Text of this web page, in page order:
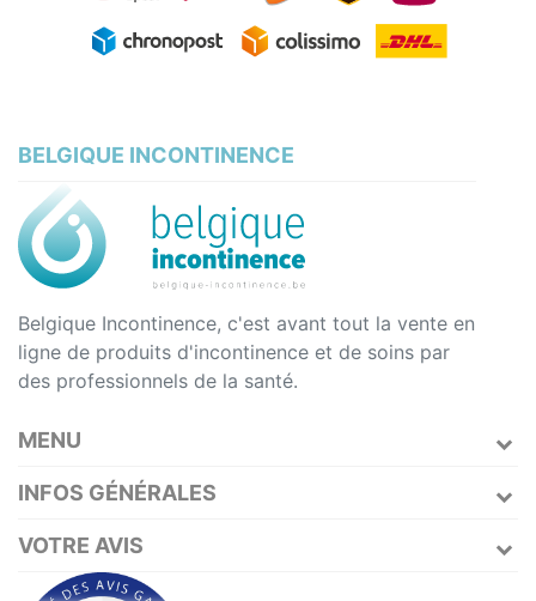
BELGIQUE INCONTINENCE
Belgique Incontinence, c'est avant tout la vente en
ligne de produits d'incontinence et de soins par
des professionnels de la santé.
MENU
INFOS GÉNÉRALES
VOTRE AVIS